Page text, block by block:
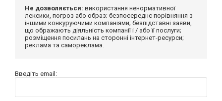
Не дозволяється: використання ненормативної
лексики, погроз або образ; безпосереднє порівняння з
іншими конкуруючими компаніями; безпідставні заяви,
що ображають діяльність компанії і / або її послуги;
розміщення посилань на сторонні інтернет-ресурси;
реклама та самореклама.
Введіть email: